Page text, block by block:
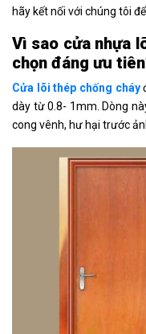
hãy kết nối với chúng tôi
Vì sao cửa nhựa
chọn đáng ưu
Cửa lõi thép chống cháy
dày từ 0.8- 1mm. Dòng
cong vênh, hư hại trước